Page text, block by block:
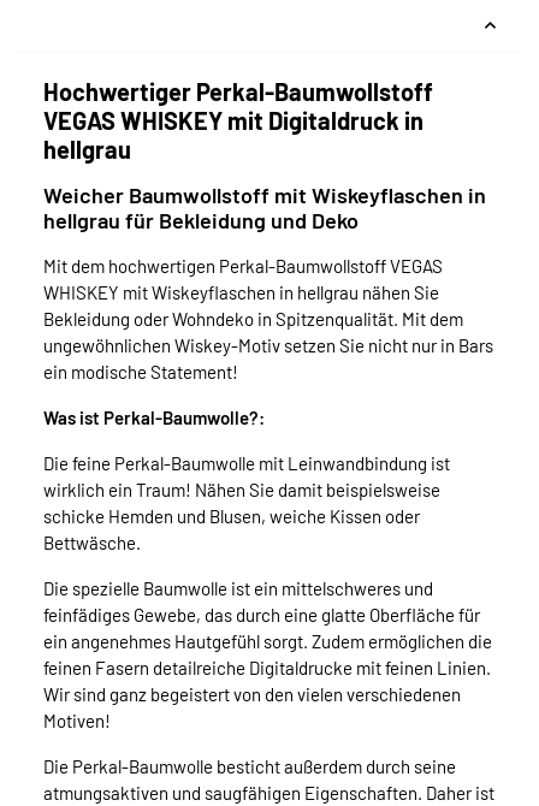
Hochwertiger Perkal-Baumwollstoff
VEGAS WHISKEY mit Digitaldruck in
hellgrau
Weicher Baumwollstoff mit Wiskeyflaschen in
hellgrau für Bekleidung und Deko
Mit dem hochwertigen Perkal-Baumwollstoff VEGAS
WHISKEY mit Wiskeyflaschen in hellgrau nähen Sie
Bekleidung oder Wohndeko in Spitzenqualität. Mit dem
ungewöhnlichen Wiskey-Motiv setzen Sie nicht nur in Bars
ein modische Statement!
Was ist Perkal-Baumwolle?:
Die feine Perkal-Baumwolle mit Leinwandbindung ist
wirklich ein Traum! Nähen Sie damit beispielsweise
schicke Hemden und Blusen, weiche Kissen oder
Bettwäsche.
Die spezielle Baumwolle ist ein mittelschweres und
feinfädiges Gewebe, das durch eine glatte Oberfläche für
ein angenehmes Hautgefühl sorgt. Zudem ermöglichen die
feinen Fasern detailreiche Digitaldrucke mit feinen Linien.
Wir sind ganz begeistert von den vielen verschiedenen
Motiven!
Die Perkal-Baumwolle besticht außerdem durch seine
atmungsaktiven und saugfähigen Eigenschaften. Daher ist